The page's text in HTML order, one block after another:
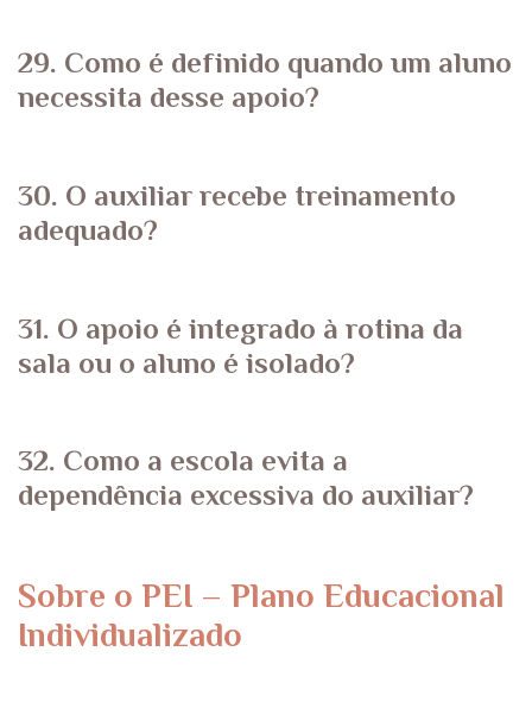
29. Como é definido quando um aluno
necessita desse apoio?
30. O auxiliar recebe treinamento
adequado?
31. O apoio é integrado à rotina da
sala ou o aluno é isolado?
32. Como a escola evita a
dependência excessiva do auxiliar?
Sobre o PEI – Plano Educacional
Individualizado